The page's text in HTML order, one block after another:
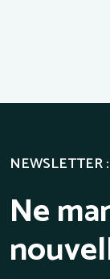
NEWSLETTER
Ne